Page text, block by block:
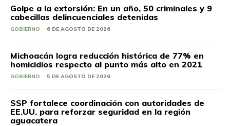
Golpe a la extorsión: En un año, 50 criminales y 9
cabecillas delincuenciales detenidas
GOBIERNO 6 DE AGOSTO DE 2026
Michoacán logra reducción histórica de 77% en
homicidios respecto al punto más alto en 2021
GOBIERNO 5 DE AGOSTO DE 2026
SSP fortalece coordinación con autoridades de
EE.UU. para reforzar seguridad en la región
aguacatera